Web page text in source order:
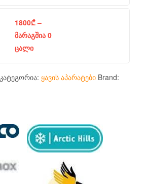
1800₾–
მარაგშია 0
ცალი
კატეგორია: ყავის აპარატები Brand: